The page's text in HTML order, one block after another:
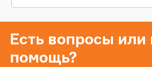
Есть вопросы
помощь?